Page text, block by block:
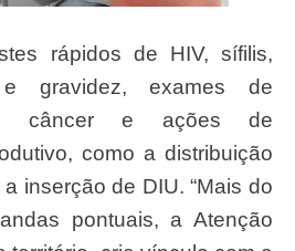
rápidos de HIV, sífilis,
gravidez, exames de
câncer e ações de
como a distribuição
inserção de DIU. “Mais do
pontuais, a Atenção